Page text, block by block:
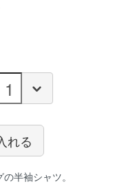
れる
半袖シャツ。